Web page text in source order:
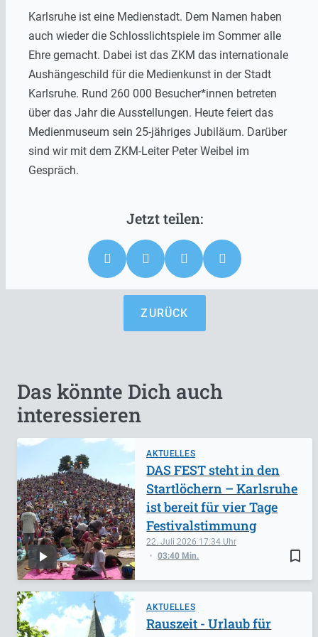
Karlsruhe ist eine Medienstadt. Dem Namen haben
auch wieder die Schlosslichtspiele im Sommer alle
Ehre gemacht. Dabei ist das ZKM das internationale
Aushängeschild für die Medienkunst in der Stadt
Karlsruhe. Rund 260 000 Besucher*innen betreten
über das Jahr die Ausstellungen. Heute feiert das
Medienmuseum sein 25-jähriges Jubiläum. Darüber
sind wir mit dem ZKM-Leiter Peter Weibel im
Gespräch.
ZURÜCK
Das könnte Dich auch
interessieren
AKTUELLES
bookmark_border
22. Juli 2026 17:34
03:40 Min.
DAS FEST steht in den
Startlöchern – Karlsruhe
ist bereit für vier Tage
Festivalstimmung
AKTUELLES
Rauszeit - Urlaub für